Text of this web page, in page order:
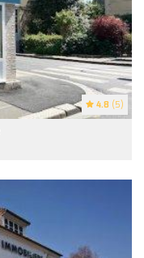
4.8 (5)